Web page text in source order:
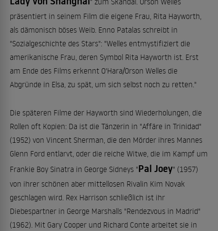
präsentiert in seinem Film die eigene Frau, Rita Hayworth,
als dämonisch böses Weib. Enno Patalas schreibt in
"Sozialgeschichte des Stars": "Welles entmystifiziert die
amerikanische Frau, deren Symbol Rita Hayworth ist. Erst
am Ende des Films erkennt O'Hara/Orson Welles die
Abgründe in Elsa, zu spät, um sich selbst noch zu retten."
Die späteren Filme der Hayworth sind Wiederholungen, die
Rollen oft Kopien: Da ist die Tänzerin in "Affäre in Trinidad"
(1952) von Vincent Sherman, die den Mörder ihres Mannes
Glenn Ford entlarvt, oder die reiche Witwe, die im Kampf um
Frankie Boy Sinatra in George Sidneys "Pal Joey" (1957)
von ihrer schönen aber mittellosen Rivalin Kim Novak
geschlagen wird. Rex Harrison schließlich ist ihr
Diebespartner in George Marshalls "Rendezvous in Madrid"
(1962). Mit Gary Cooper und Richard Conte arbeitet sie in